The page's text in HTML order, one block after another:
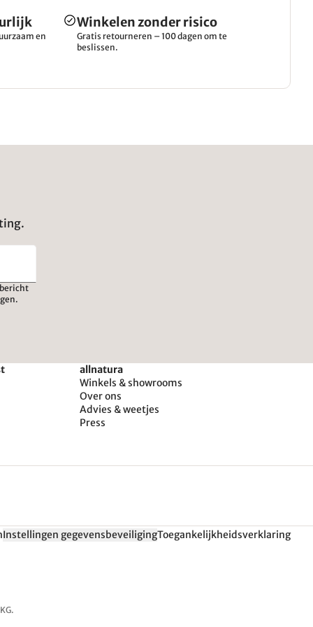
en
Winkelen zonder risico
Gratis retourneren – 100 dagen om te
beslissen.
allnatura
Winkels & showrooms
Over ons
Advies & weetjes
Press
Instellingen gegevensbeveiligingToegankelijkheidsverklaring